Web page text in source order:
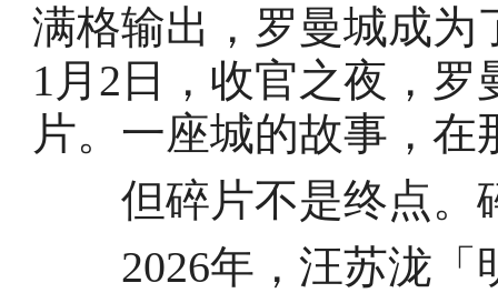
满格输出，罗曼城成为
1月2日，收官之夜，
片。一座城的故事，在
但碎片不是终点。
2026年，汪苏泷「